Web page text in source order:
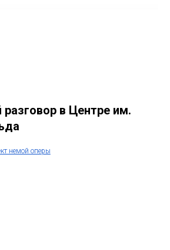
в Центре им.
немой оперы